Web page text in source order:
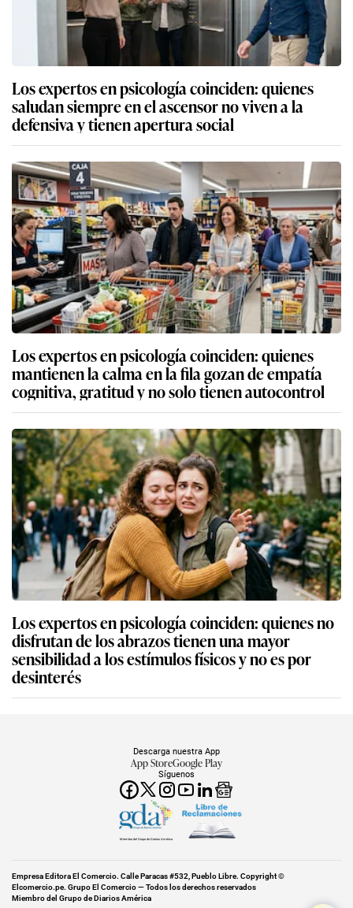
Los expertos en psicología coinciden: quienes
saludan siempre en el ascensor no viven a la
defensiva y tienen apertura social
Los expertos en psicología coinciden: quienes
mantienen la calma en la fila gozan de empatía
cognitiva, gratitud y no solo tienen autocontrol
Los expertos en psicología coinciden: quienes no
disfrutan de los abrazos tienen una mayor
sensibilidad a los estímulos físicos y no es por
desinterés
Síguenos
Descarga nuestra App
App StoreGoogle Play
Miembro del Grupo de Diarios América
Empresa Editora El Comercio. Calle Paracas #532, Pueblo Libre. Copyright ©
Elcomercio.pe. Grupo El Comercio — Todos los derechos reservados
Miembro del Grupo de Diarios América